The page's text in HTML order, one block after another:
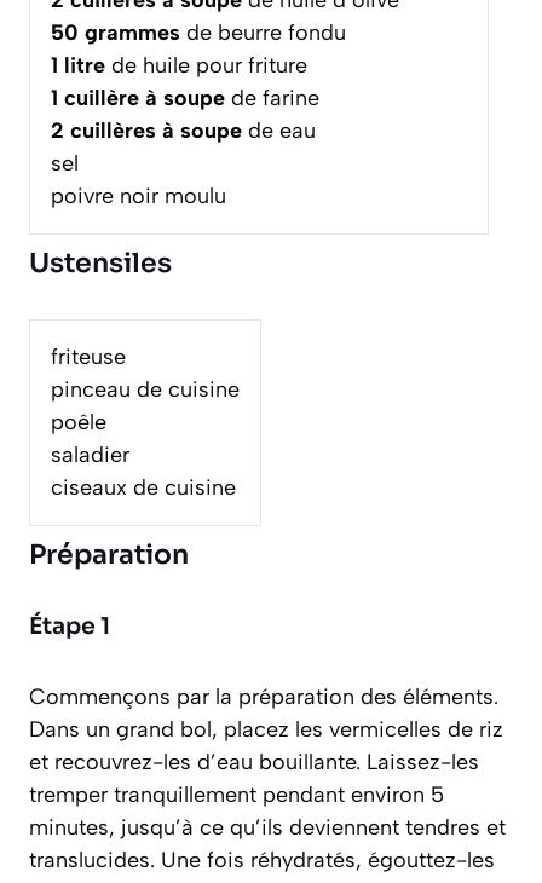
50 grammes de beurre fondu
1 litre de huile pour friture
1 cuillère à soupe de farine
2 cuillères à soupe de eau
sel
poivre noir moulu
Ustensiles
friteuse
pinceau de cuisine
poêle
saladier
ciseaux de cuisine
Préparation
Étape 1
Commençons par la préparation des éléments.
Dans un grand bol, placez les vermicelles de riz
et recouvrez-les d’eau bouillante. Laissez-les
tremper tranquillement pendant environ 5
minutes, jusqu’à ce qu’ils deviennent tendres et
translucides. Une fois réhydratés, égouttez-les